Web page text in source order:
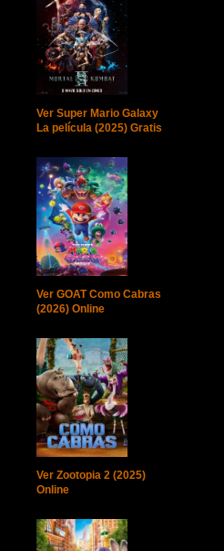
Ver Super Mario Galaxy
La película (2025) Gratis
Ver GOAT Como Cabras
(2026) Online
Ver Zootopia 2 (2025)
Online